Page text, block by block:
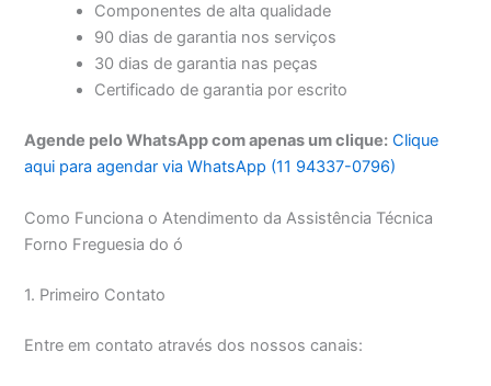
Componentes de alta qualidade
90 dias de garantia nos serviços
30 dias de garantia nas peças
Certificado de garantia por escrito
Agende pelo WhatsApp com apenas um clique: Clique
aqui para agendar via WhatsApp (11 94337-0796)
Como Funciona o Atendimento da Assistência Técnica
Forno Freguesia do ó
1. Primeiro Contato
Entre em contato através dos nossos canais: